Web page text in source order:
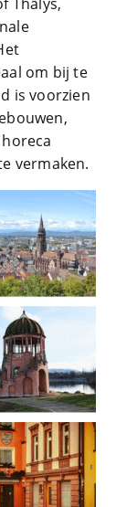
om bij te
is voorzien
vermaken.